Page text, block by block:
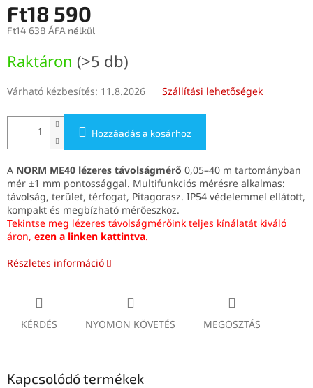
Ft18 590
Ft14 638 ÁFA nélkül
Raktáron (>5 db)
Várható kézbesítés: 11.8.2026 Szállítási lehetőségek
Hozzáadás a kosárhoz
A NORM ME40 lézeres távolságmérő 0,05–40 m tartományban
mér ±1 mm pontossággal. Multifunkciós mérésre alkalmas:
távolság, terület, térfogat, Pitagorasz. IP54 védelemmel ellátott,
kompakt és megbízható mérőeszköz.
Tekintse meg lézeres távolságmérőink teljes kínálatát kiváló
áron, ezen a linken kattintva.
Részletes információ
KÉRDÉS NYOMON KÖVETÉS MEGOSZTÁS
Kapcsolódó termékek